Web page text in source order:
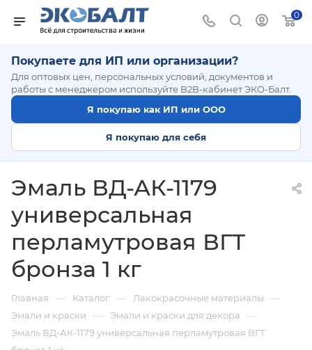
0
Покупаете для ИП или организации?
Для оптовых цен, персональных условий, документов и
работы с менеджером используйте B2B-кабинет ЭКО-Балт.
Я покупаю как ИП или ООО
Я покупаю для себя
Эмаль ВД-АК-1179
универсальная
перламутровая ВГТ
бронза 1 кг
Главная — Каталог — Лакокрасочные материалы —
Эмали и краски — Эмали и краски для декора —
Эмаль ВД-АК-1179 универсальная перламутровая ВГТ